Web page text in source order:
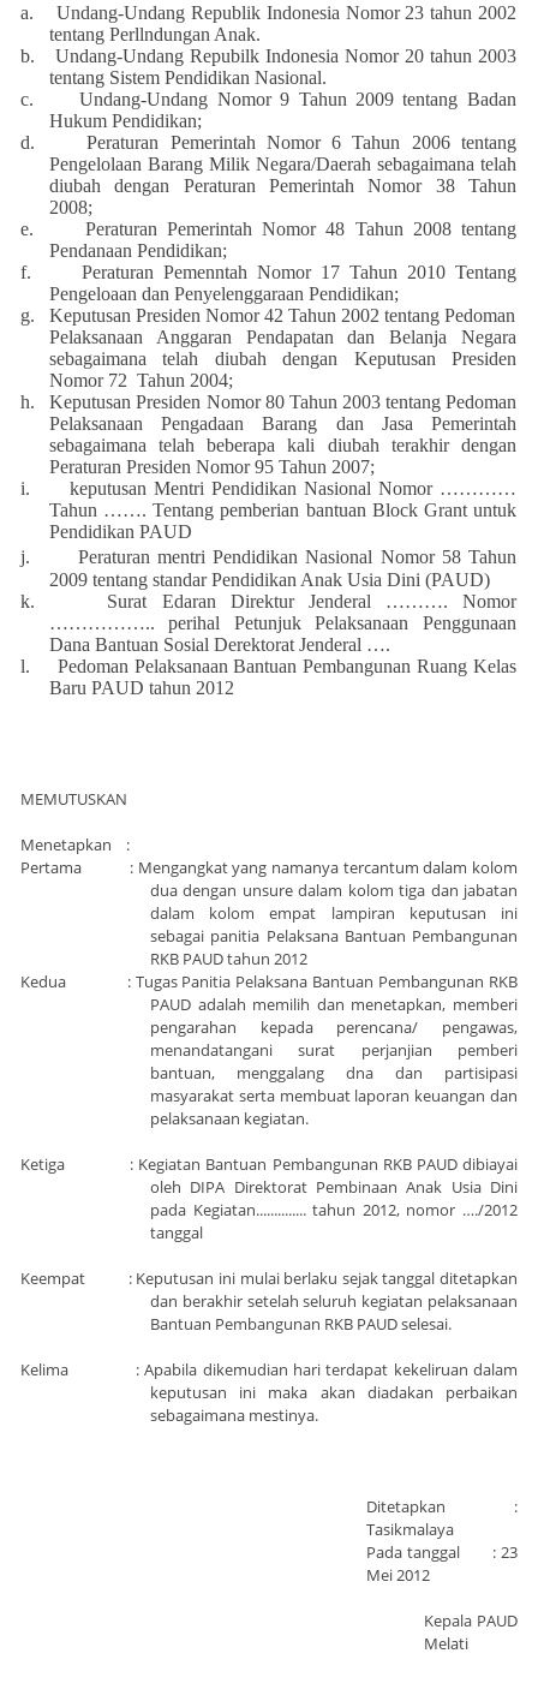
a.
Undang-Undang Republik Indonesia Nomor 23 tahun 2002
tentang Perllndungan Anak.
b.
Undang-Undang Repubilk Indonesia Nomor 20 tahun 2003
tentang Sistem Pendidikan Nasional.
c.
Undang-Undang Nomor 9 Tahun 2009 tentang Badan
Hukum Pendidikan;
d.
Peraturan Pemerintah Nomor 6 Tahun 2006 tentang
Pengelolaan Barang Milik Negara/Daerah sebagaimana telah
diubah dengan Peraturan Pemerintah Nomor 38 Tahun
2008;
e.
Peraturan Pemerintah Nomor 48 Tahun 2008 tentang
Pendanaan Pendidikan;
f.
Peraturan Pemenntah Nomor 17 Tahun 2010 Tentang
Pengeloaan dan Penyelenggaraan Pendidikan;
g.
Keputusan Presiden Nomor 42 Tahun 2002 tentang Pedoman
Pelaksanaan Anggaran Pendapatan dan Belanja Negara
sebagaimana telah diubah dengan Keputusan Presiden
Nomor 72 Tahun 2004;
h.
Keputusan Presiden Nomor 80 Tahun 2003 tentang Pedoman
Pelaksanaan Pengadaan Barang dan Jasa Pemerintah
sebagaimana telah beberapa kali diubah terakhir dengan
Peraturan Presiden Nomor 95 Tahun 2007;
i.
keputusan Mentri Pendidikan Nasional Nomor …………
Tahun ……. Tentang pemberian bantuan Block Grant untuk
Pendidikan PAUD
j.
Peraturan mentri Pendidikan Nasional Nomor 58 Tahun
2009 tentang standar Pendidikan Anak Usia Dini (PAUD)
k.
Surat Edaran Direktur Jenderal ………. Nomor
…………….. perihal Petunjuk Pelaksanaan Penggunaan
Dana Bantuan Sosial Derektorat Jenderal ….
l.
Pedoman Pelaksanaan Bantuan Pembangunan Ruang Kelas
Baru PAUD tahun 2012
MEMUTUSKAN
Menetapkan :
Pertama : Mengangkat yang namanya tercantum dalam kolom
dua dengan unsure dalam kolom tiga dan jabatan
dalam kolom empat lampiran keputusan ini
sebagai panitia Pelaksana Bantuan Pembangunan
RKB PAUD tahun 2012
Kedua : Tugas Panitia Pelaksana Bantuan Pembangunan RKB
PAUD adalah memilih dan menetapkan, memberi
pengarahan kepada perencana/ pengawas,
menandatangani surat perjanjian pemberi
bantuan, menggalang dna dan partisipasi
masyarakat serta membuat laporan keuangan dan
pelaksanaan kegiatan.
Ketiga : Kegiatan Bantuan Pembangunan RKB PAUD dibiayai
oleh DIPA Direktorat Pembinaan Anak Usia Dini
pada Kegiatan.............. tahun 2012, nomor …./2012
tanggal
Keempat : Keputusan ini mulai berlaku sejak tanggal ditetapkan
dan berakhir setelah seluruh kegiatan pelaksanaan
Bantuan Pembangunan RKB PAUD selesai.
Kelima : Apabila dikemudian hari terdapat kekeliruan dalam
keputusan ini maka akan diadakan perbaikan
sebagaimana mestinya.
Ditetapkan :
Tasikmalaya
Pada tanggal : 23
Mei 2012
Kepala PAUD
Melati